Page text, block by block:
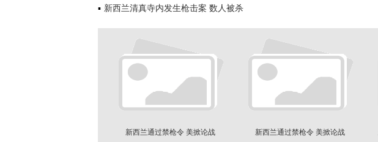
新西兰清真寺内发生枪击案 数人被杀
新西兰通过禁枪令 美掀论战 新西兰通过禁枪令 美掀论战